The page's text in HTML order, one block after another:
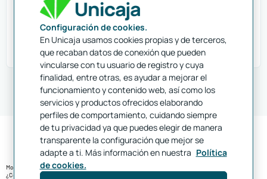
Ya sea aquí o en el extranjero, para reservar vuelos,
hoteles... la Tarjeta Mastercard Crédito Joven es
perfecta. Además incluye un seguro de asistencia en
viajes y un seguro de accidentes3 .
Modalidades de pago de la Tarjeta Mastercard Crédito Joven
¿Cómo puedo pagar mis compras?
Configuración de cookies.
En Unicaja usamos cookies propias y de terceros,
que recaban datos de conexión que pueden
vincularse con tu usuario de registro y cuya
finalidad, entre otras, es ayudar a mejorar el
funcionamiento y contenido web, así como los
servicios y productos ofrecidos elaborando
perfiles de comportamiento, cuidando siempre
de tu privacidad ya que puedes elegir de manera
transparente la configuración que mejor se
adapte a ti. Más información en nuestra Política
de cookies.